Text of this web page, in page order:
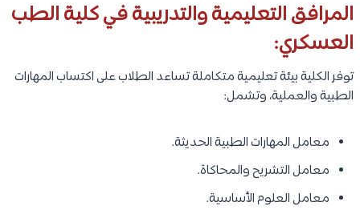
المرافق التعليمية والتدريبية في كلية الطب
العسكري:
توفر الكلية بيئة تعليمية متكاملة تساعد الطلاب على اكتساب المهارات
الطبية والعملية، وتشمل:
معامل المهارات الطبية الحديثة.
معامل التشريح والمحاكاة.
معامل العلوم الأساسية.